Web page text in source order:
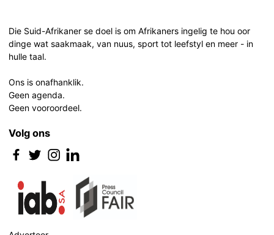
Die Suid-Afrikaner se doel is om Afrikaners ingelig te hou oor
dinge wat saakmaak, van nuus, sport tot leefstyl en meer - in
hulle taal.
Ons is onafhanklik.
Geen agenda.
Geen vooroordeel.
Volg ons